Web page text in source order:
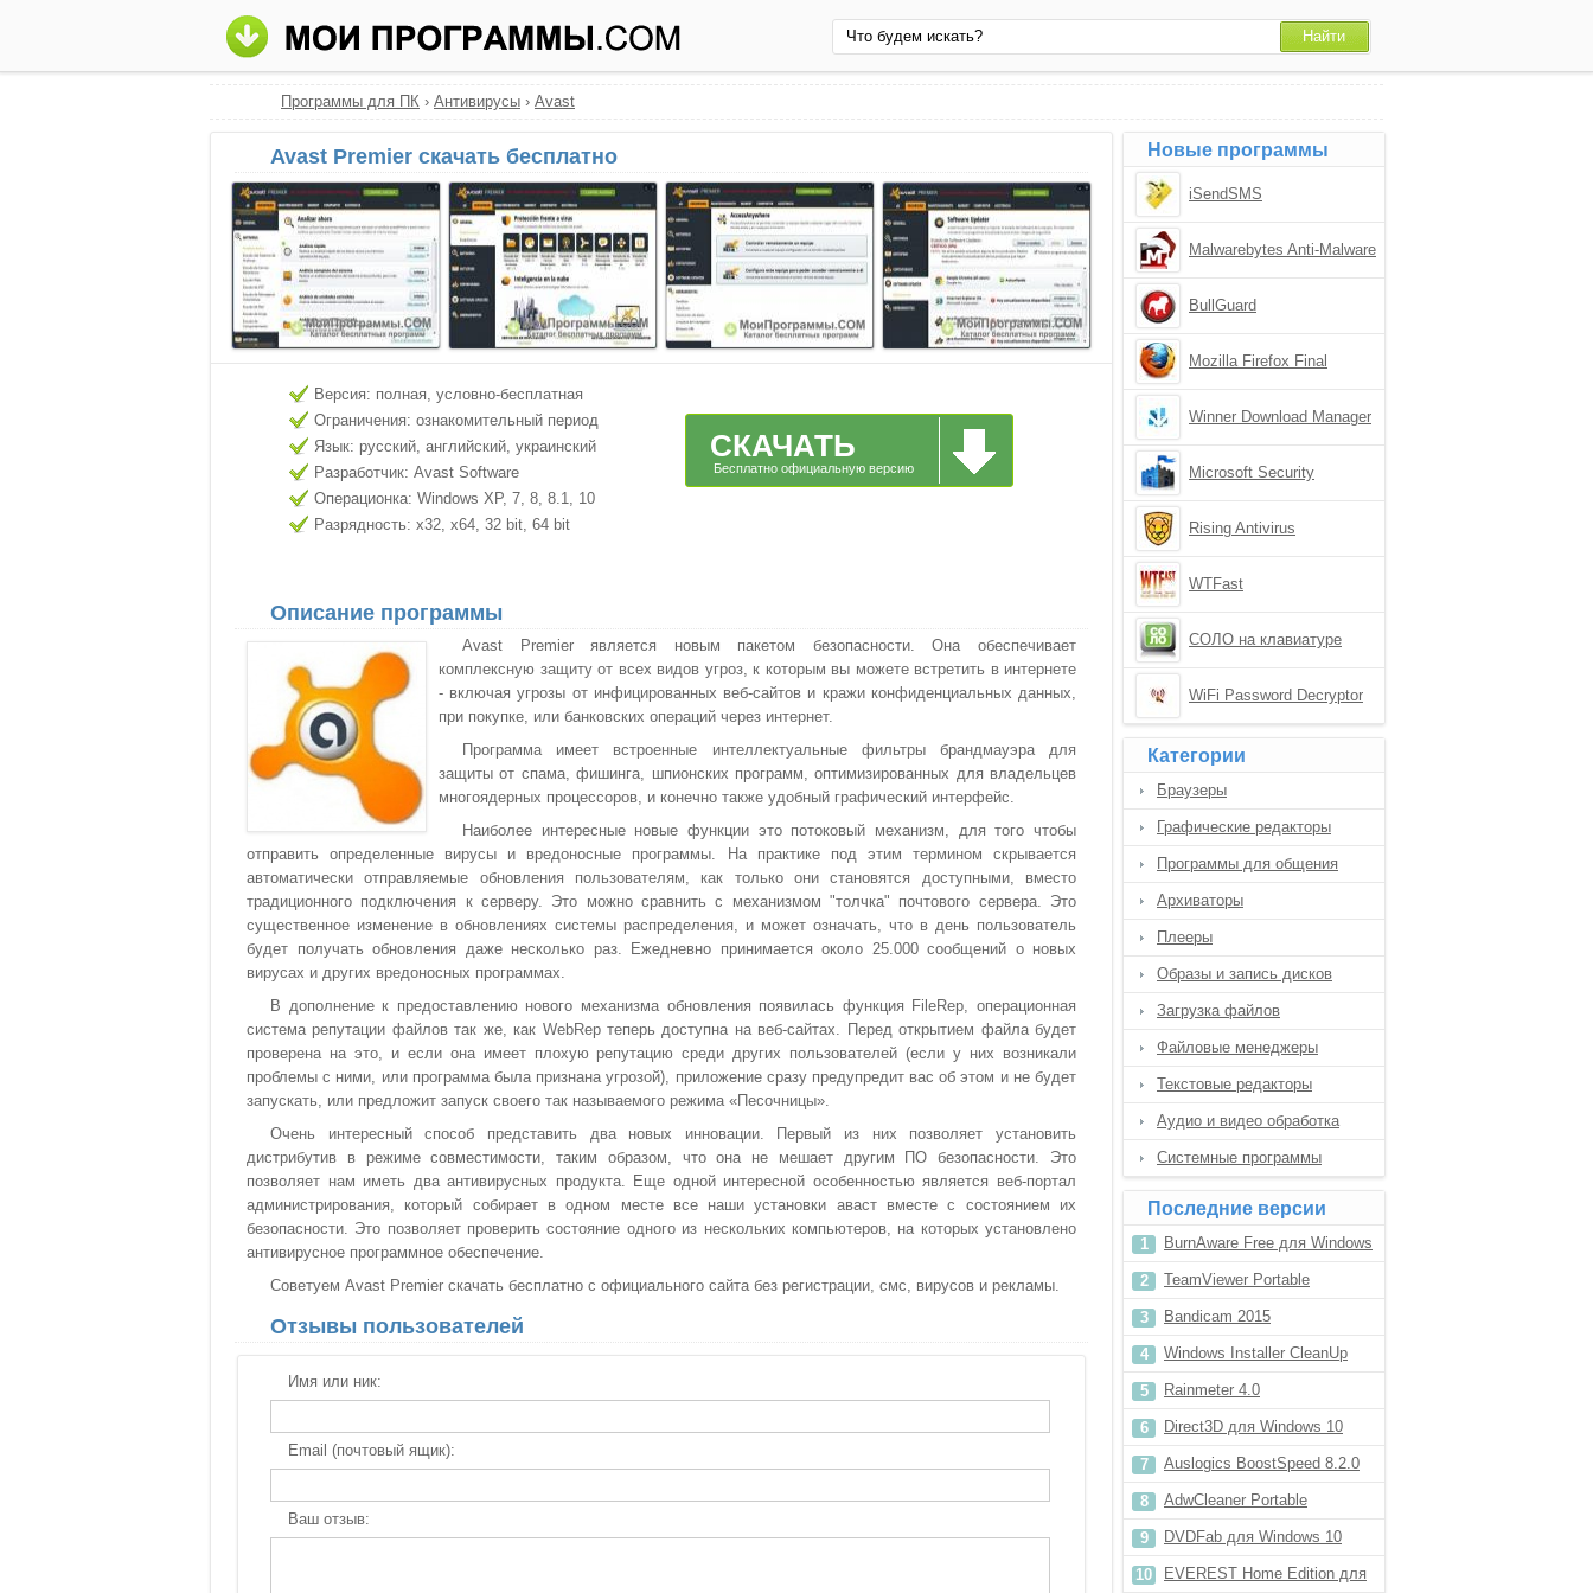
Программы для ПК › Антивирусы › Avast
Avast Premier скачать бесплатно
Версия: полная, условно-бесплатная
Ограничения: ознакомительный период
Язык: русский, английский, украинский
Разработчик: Avast Software
Операционка: Windows XP, 7, 8, 8.1, 10
Разрядность: x32, x64, 32 bit, 64 bit
СКАЧАТЬ
Бесплатно официальную версию
Описание программы
Avast Premier является новым пакетом безопасности. Она обеспечивает
комплексную защиту от всех видов угроз, к которым вы можете встретить в интернете
- включая угрозы от инфицированных веб-сайтов и кражи конфиденциальных данных,
при покупке, или банковских операций через интернет.
Программа имеет встроенные интеллектуальные фильтры брандмауэра для
защиты от спама, фишинга, шпионских программ, оптимизированных для владельцев
многоядерных процессоров, и конечно также удобный графический интерфейс.
Наиболее интересные новые функции это потоковый механизм, для того чтобы
отправить определенные вирусы и вредоносные программы. На практике под этим термином скрывается
автоматически отправляемые обновления пользователям, как только они становятся доступными, вместо
традиционного подключения к серверу. Это можно сравнить с механизмом "толчка" почтового сервера. Это
существенное изменение в обновлениях системы распределения, и может означать, что в день пользователь
будет получать обновления даже несколько раз. Ежедневно принимается около 25.000 сообщений о новых
вирусах и других вредоносных программах.
В дополнение к предоставлению нового механизма обновления появилась функция FileRep, операционная
система репутации файлов так же, как WebRep теперь доступна на веб-сайтах. Перед открытием файла будет
проверена на это, и если она имеет плохую репутацию среди других пользователей (если у них возникали
проблемы с ними, или программа была признана угрозой), приложение сразу предупредит вас об этом и не будет
запускать, или предложит запуск своего так называемого режима «Песочницы».
Очень интересный способ представить два новых инновации. Первый из них позволяет установить
дистрибутив в режиме совместимости, таким образом, что она не мешает другим ПО безопасности. Это
позволяет нам иметь два антивирусных продукта. Еще одной интересной особенностью является веб-портал
администрирования, который собирает в одном месте все наши установки аваст вместе с состоянием их
безопасности. Это позволяет проверить состояние одного из нескольких компьютеров, на которых установлено
антивирусное программное обеспечение.
Советуем Avast Premier скачать бесплатно с официального сайта без регистрации, смс, вирусов и рекламы.
Отзывы пользователей
Имя или ник:
Email (почтовый ящик):
Ваш отзыв:
Новые программы
iSendSMS
Malwarebytes Anti-Malware
BullGuard
Mozilla Firefox Final
Winner Download Manager
Microsoft Security
Rising Antivirus
WTFast
СОЛО на клавиатуре
WiFi Password Decryptor
Категории
Браузеры
Графические редакторы
Программы для общения
Архиваторы
Плееры
Образы и запись дисков
Загрузка файлов
Файловые менеджеры
Текстовые редакторы
Аудио и видео обработка
Системные программы
Последние версии
BurnAware Free для Windows
8.1
TeamViewer Portable
Bandicam 2015
Windows Installer CleanUp
Utility для Windows 8.1
Rainmeter 4.0
Direct3D для Windows 10
Auslogics BoostSpeed 8.2.0
AdwCleaner Portable
DVDFab для Windows 10
EVEREST Home Edition для